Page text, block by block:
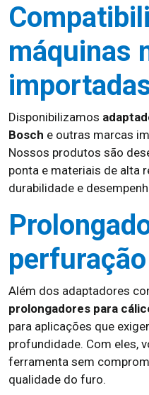
máquinas
Disponibilizamos
Bosch e outras marcas
Nossos produtos são
ponta e materiais de alta
durabilidade e
Além dos adaptadores
prolongadores para
para aplicações que
profundidade. Com eles,
ferramenta sem
qualidade do furo.